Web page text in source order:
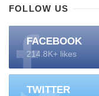
FOLLOW US
FACEBOOK
214.8K+ likes
TWITTER